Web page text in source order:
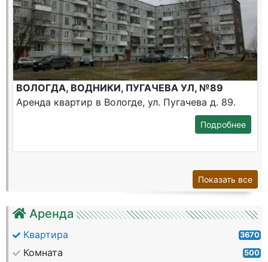
Аренда
Квартира 3670
Комната 500
ВОЛОГДА, ВОДНИКИ, ПУГАЧЕВА УЛ, №89
Аренда квартир в Вологде, ул. Пугачева д. 89.
Подробнее
Показать все